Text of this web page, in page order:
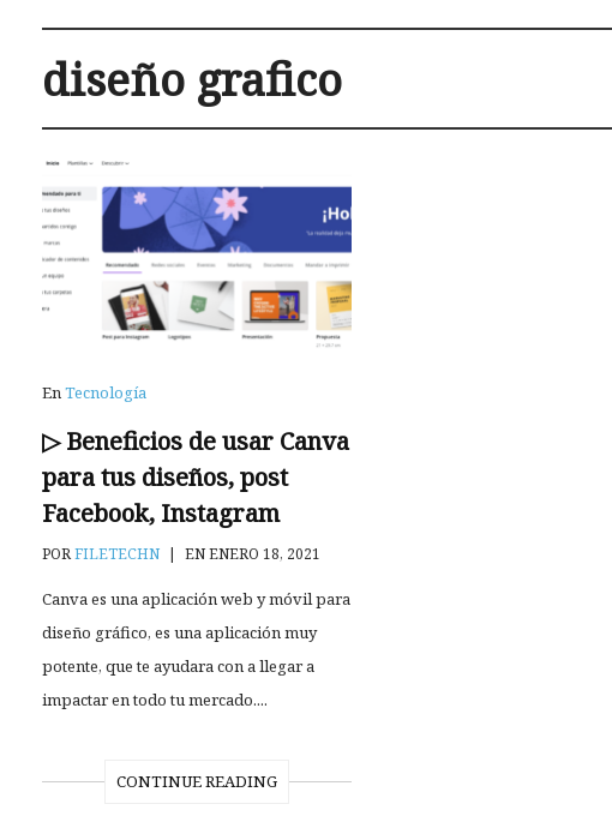
diseño grafico
EnTecnología
▷ Beneficios de usar Canva
para tus diseños, post
Facebook, Instagram
PORFILETECHN | EN ENERO 18, 2021
Canva es una aplicación web y móvil para
diseño gráfico, es una aplicación muy
potente, que te ayudara con a llegar a
impactar en todo tu mercado....
CONTINUE READING